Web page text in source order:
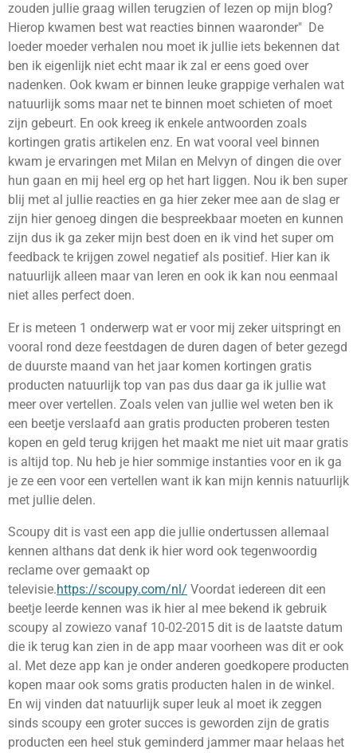
zouden jullie graag willen terugzien of lezen op mijn blog?
Hierop kwamen best wat reacties binnen waaronder" De
loeder moeder verhalen nou moet ik jullie iets bekennen dat
ben ik eigenlijk niet echt maar ik zal er eens goed over
nadenken. Ook kwam er binnen leuke grappige verhalen wat
natuurlijk soms maar net te binnen moet schieten of moet
zijn gebeurt. En ook kreeg ik enkele antwoorden zoals
kortingen gratis artikelen enz. En wat vooral veel binnen
kwam je ervaringen met Milan en Melvyn of dingen die over
hun gaan en mij heel erg op het hart liggen. Nou ik ben super
blij met al jullie reacties en ga hier zeker mee aan de slag er
zijn hier genoeg dingen die bespreekbaar moeten en kunnen
zijn dus ik ga zeker mijn best doen en ik vind het super om
feedback te krijgen zowel negatief als positief. Hier kan ik
natuurlijk alleen maar van leren en ook ik kan nou eenmaal
niet alles perfect doen.
Er is meteen 1 onderwerp wat er voor mij zeker uitspringt en
vooral rond deze feestdagen de duren dagen of beter gezegd
de duurste maand van het jaar komen kortingen gratis
producten natuurlijk top van pas dus daar ga ik jullie wat
meer over vertellen. Zoals velen van jullie wel weten ben ik
een beetje verslaafd aan gratis producten proberen testen
kopen en geld terug krijgen het maakt me niet uit maar gratis
is altijd top. Nu heb je hier sommige instanties voor en ik ga
je ze een voor een vertellen want ik kan mijn kennis natuurlijk
met jullie delen.
Scoupy dit is vast een app die jullie ondertussen allemaal
kennen althans dat denk ik hier word ook tegenwoordig
reclame over gemaakt op
televisie.https://scoupy.com/nl/ Voordat iedereen dit een
beetje leerde kennen was ik hier al mee bekend ik gebruik
scoupy al zowiezo vanaf 10-02-2015 dit is de laatste datum
die ik terug kan zien in de app maar voorheen was dit er ook
al. Met deze app kan je onder anderen goedkopere producten
kopen maar ook soms gratis producten halen in de winkel.
En wij vinden dat natuurlijk super leuk al moet ik zeggen
sinds scoupy een groter succes is geworden zijn de gratis
producten een heel stuk geminderd jammer maar helaas het